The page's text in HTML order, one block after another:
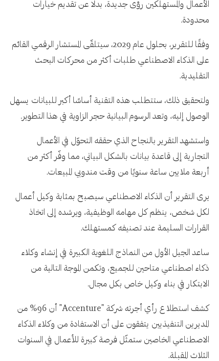
الأعمال والمستهلكين رؤى جديدة، بدلًا عن تقديم خيارات
محدودة.
وفقًا للتقرير، بحلول عام 2029، سيتلقّى المستشار الرقمي القائم
على الذكاء الاصطناعي طلبات أكثر من محركات البحث
التقليدية.
ولتحقيق ذلك، ستتطلب هذه التقنية أساسًا أكبر للبيانات يسهل
الوصول إليه، وتعد الرسوم البيانية حجر الزاوية في هذا التطوير.
واستشهد التقرير بالنجاح الذي حققه التحوّل في الأعمال
التجارية إلى قاعدة بيانات بالشكل البياني، مما وفّر أكثر من
أربعة ملايين ساعة سنويًا من وقت مندوبي المبيعات.
يرى التقرير أن الذكاء الاصطناعي سيصبح بمثابة وكيل أعمال
لكل شخص، ينظم كل مهامه الوظيفية، ويرشده إلى اتخاذ
القرارات السليمة عند تصنيفه كمستهلك.
ساعد الجيل الأول من النماذج اللغوية الكبيرة في إنشاء وكلاء
ذكاء اصطناعي متاحين للجميع، وتكمن الموجة التالية من
الابتكار في بناء وكيل خاص بكل مجال.
كشف استطلاع رأي أجرته شركة "Accenture" أن 96% من
المديرين التنفيذيين يتفقون على أن الاستفادة من وكلاء الذكاء
الاصطناعي الخاصين ستمثّل فرصة كبيرة للأعمال في السنوات
الثلاث المقبلة.